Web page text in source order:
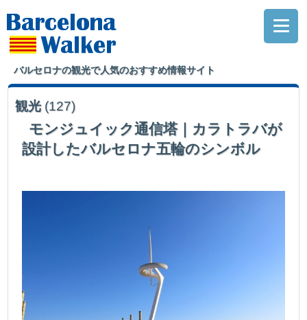
バルセロナの観光で人気のおすすめ情報サイト
観光 (127)
モンジュイック通信塔｜カラトラバが
設計したバルセロナ五輪のシンボル